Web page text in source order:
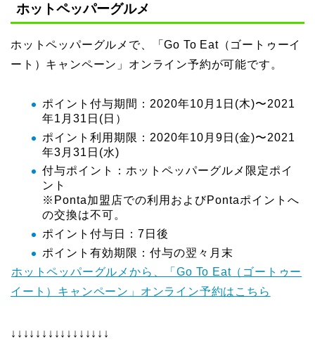
ホットペッパーグルメ
ホットペッパーグルメで、「Go To Eat（ゴートゥーイ
ート）キャンペーン」オンライン予約が可能です。
ポイント付与期間：2020年10月1日(木)〜2021
年1月31日(日）
ポイント利用期限：2020年10月9日(金)〜2021
年3月31日(水)
付与ポイント：ホットペッパーグルメ限定ポイ
ント
※Ponta加盟店での利用およびPontaポイントへ
の交換は不可。
ポイント付与日：7日後
ポイント有効期限：付与の翌々月末
ホットペッパーグルメから、「Go To Eat（ゴートゥー
イート）キャンペーン」オンライン予約はこちら
↓↓↓↓↓↓↓↓↓↓↓↓↓↓↓↓